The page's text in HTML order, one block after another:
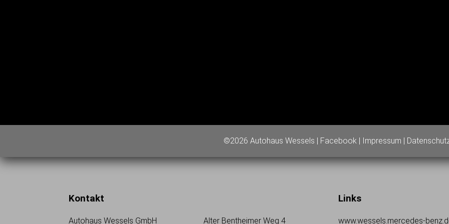
©2026 Autohaus Wessels | Facebook| Impressum
Kontakt
Autohaus Wessels GmbH Alter Bentheimer Weg 4
Links
www.wessels.mercedes-